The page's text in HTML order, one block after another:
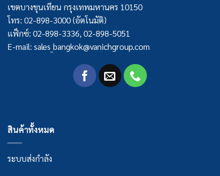
เขตบางขุนเทียน กรุงเทพมหานคร 10150
โทร: 02-898-3000 (อัตโนมัติ)
แฟ็กซ์: 02-898-3336, 02-898-5051
E-mail: sales_bangkok@vanichgroup.com
สินค้าทั้งหมด
ระบบส่งกำลัง